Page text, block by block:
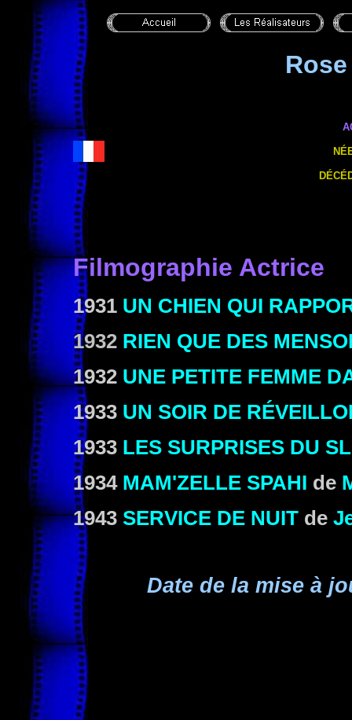
Filmographie Actrice
1931 UN CHIEN QUI
1932 RIEN QUE DES
1932 UNE PETITE FEMME
1933 UN SOIR DE
1933 LES SURPRISES DU
1934 MAM'ZELLE SPAHI de
1943 SERVICE DE NUIT de
Date de la mise à